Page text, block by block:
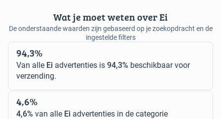
Wat je moet weten over Ei
De onderstaande waarden zijn gebaseerd op je zoekopdracht en de
ingestelde filters
94,3%
Van alle Ei advertenties is 94,3% beschikbaar voor
verzending.
4,6%
4,6% van alle Ei advertenties in de categorie